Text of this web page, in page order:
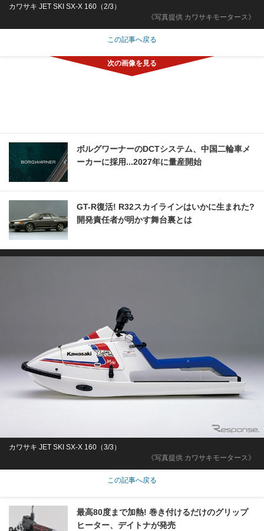
《写真提供 カワサキモータース》
カワサキ JET SKI SX-X 160（2/3）
この記事へ戻る
ボルグワーナーのDCTシステム、中国二輪車メ
ーカーに採用...2027年に量産開始
GT-R復活! R32スカイラインはいかに生まれた?
開発責任者が明かす舞台裏とは
《写真提供 カワサキモータース》
カワサキ JET SKI SX-X 160（3/3）
この記事へ戻る
最高80度まで加熱! 巻き付けるだけのグリップ
ヒーター、デイトナが発売